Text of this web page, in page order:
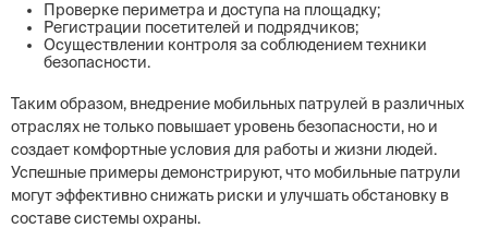
Проверке периметра и доступа на площадку;
Регистрации посетителей и подрядчиков;
Осуществлении контроля за соблюдением техники
безопасности.
Таким образом, внедрение мобильных патрулей в различных
отраслях не только повышает уровень безопасности, но и
создает комфортные условия для работы и жизни людей.
Успешные примеры демонстрируют, что мобильные патрули
могут эффективно снижать риски и улучшать обстановку в
составе системы охраны.